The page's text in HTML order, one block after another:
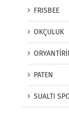
FRISBEE
OKÇULUK
PATEN
SUALTI